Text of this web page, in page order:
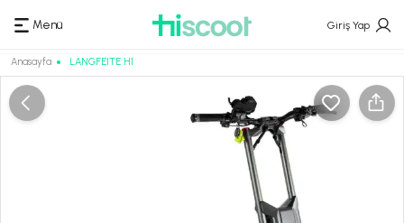
Menü Giriş Yap
Anasayfa LANGFEITE H1